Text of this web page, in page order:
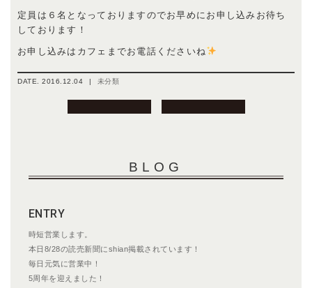
定員は６名となっておりますのでお早めにお申し込みお待ち
しております！
お申し込みはカフェまでお電話くださいね
DATE.2016.12.04 | 未分類
BLOG
ENTRY
時短営業します。
本日8/28の読売新聞にshian掲載されています！
毎日元気に営業中！
5周年を迎えました！